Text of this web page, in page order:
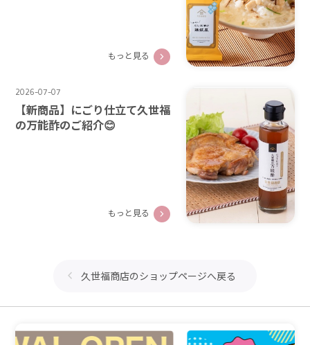
もっと見る
2026-07-07
【新商品】にごり仕立て久世福
の万能酢のご紹介😊
もっと見る
久世福商店のショップページへ戻る